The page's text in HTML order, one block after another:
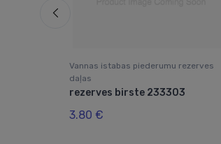
Vannas istabas piederumu rezerves
daļas
rezerves birste 233303
3.80 €